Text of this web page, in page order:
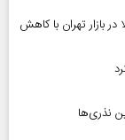
| افت قیمت طلا در بازار تهران با کاهش
نذری‌ها